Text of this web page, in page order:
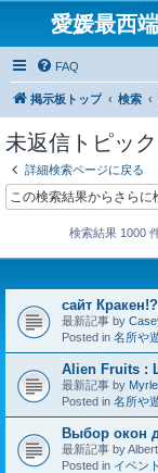
愛媛最西
FAQ
掲示板トップ 検索
未返信トピック
詳細検索ページに戻る
検索結果 1000
сайт
最新記事 by
Posted in 名所や
Alien Fruits :
最新記事 by
Posted in 名所や
Выбор окон
最新記事 by
Posted in イベン